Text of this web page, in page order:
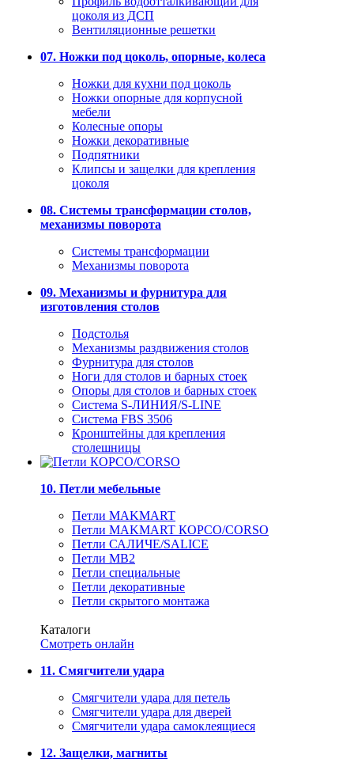
цоколя из ДСП
Вентиляционные решетки
07. Ножки под цоколь, опорные, колеса
Ножки для кухни под цоколь
Ножки опорные для корпусной
мебели
Колесные опоры
Ножки декоративные
Подпятники
Клипсы и защелки для крепления
цоколя
08. Системы трансформации столов,
механизмы поворота
Системы трансформации
Механизмы поворота
09. Механизмы и фурнитура для
изготовления столов
Подстолья
Механизмы раздвижения столов
Фурнитура для столов
Ноги для столов и барных стоек
Опоры для столов и барных стоек
Система S-ЛИНИЯ/S-LINE
Система FBS 3506
Кронштейны для крепления
столешницы
10. Петли мебельные
Петли MAKMART
Петли MAKMART КОРСО/CORSO
Петли САЛИЧЕ/SALICE
Петли MB2
Петли специальные
Петли декоративные
Петли скрытого монтажа
Каталоги
Смотреть онлайн
11. Смягчители удара
Смягчители удара для петель
Смягчители удара для дверей
Cмягчители удара самоклеящиеся
12. Защелки, магниты